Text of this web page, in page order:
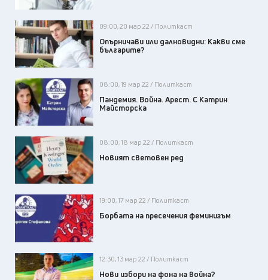
09:00, 20 мар 22 / Политкаст
Опърничави или далновидни: Какви сме
българите?
08:00, 19 мар 22 / Политкаст
Пандемия. Война. Арест. С Катрин
Майсторска
08:00, 18 мар 22 / Политкаст
Новият световен ред
19:00, 17 мар 22 / Политкаст
Борбата на пресечения феминизъм
12:30, 13 мар 22 / Политкаст
Нови избори на фона на война?